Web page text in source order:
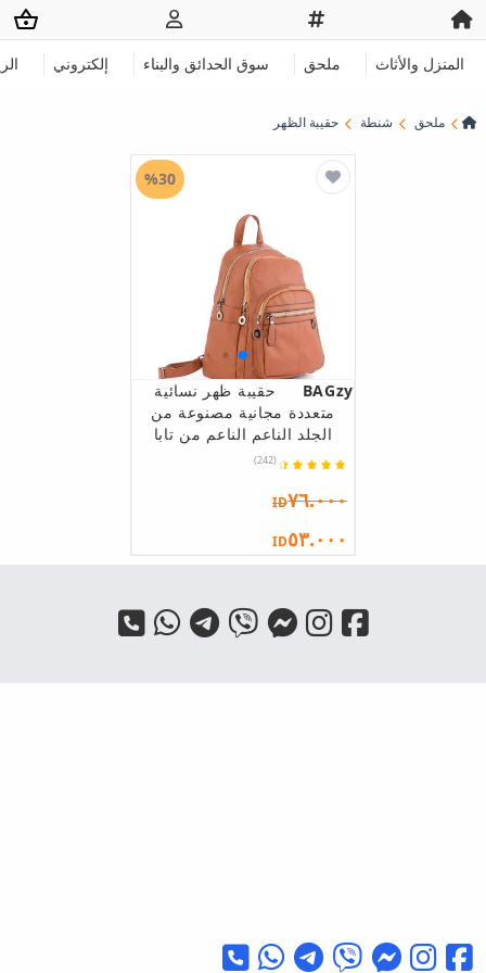
المنزل والأثاث ملحق سوق الحدائق والبناء إلكتروني
ملحق شنطة حقيبة الظهر
BAGzy
حقيبة ظهر نسائية
متعددة مجانية مصنوعة من
الجلد الناعم الناعم من تابا
(242)
ID٧٦.٠٠٠
ID٥٣.٠٠٠
%30